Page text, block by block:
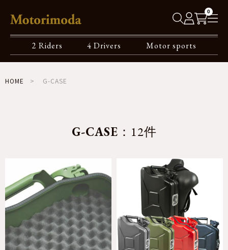
0
2 Riders 4 Drivers Motor sports
HOME G-CASE
G-CASE ：12件